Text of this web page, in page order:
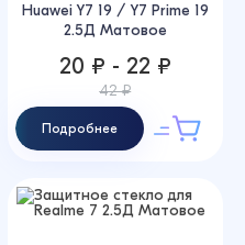
Huawei Y7 19 / Y7 Prime 19
2.5Д Матовое
20 ₽ - 22 ₽
42 ₽
Подробнее